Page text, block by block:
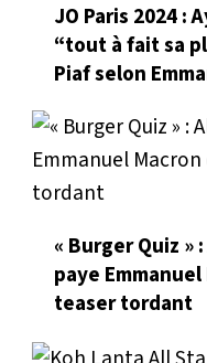
JO Paris 2024 :
“tout à fait sa
Piaf selon
« Burger Quiz »
paye
teaser tordant